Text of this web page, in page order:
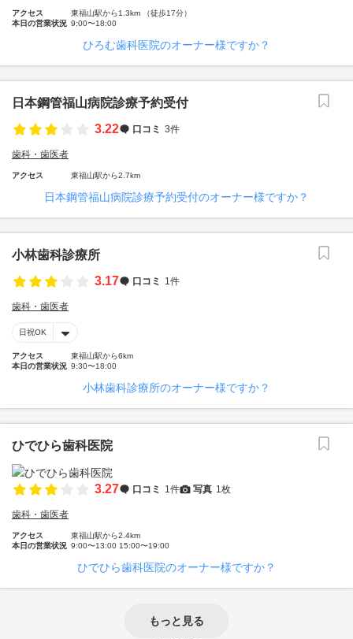
アクセス
東福山駅から1.3km （徒歩17分）
本日の営業状況 9:00〜18:00
ひろむ歯科医院のオーナー様ですか？
日本鋼管福山病院診療予約受付
3.22
口コミ 3件
歯科・歯医者
アクセス 東福山駅から2.7km
日本鋼管福山病院診療予約受付のオーナー様ですか？
小林歯科診療所
3.17
口コミ 1件
歯科・歯医者
日祝OK
アクセス
東福山駅から6km
本日の営業状況 9:30〜18:00
小林歯科診療所のオーナー様ですか？
ひでひら歯科医院
3.27 口コミ 1件 写真 1枚
歯科・歯医者
アクセス
東福山駅から2.4km
本日の営業状況 9:00〜13:00 15:00〜19:00
ひでひら歯科医院のオーナー様ですか？
もっと見る